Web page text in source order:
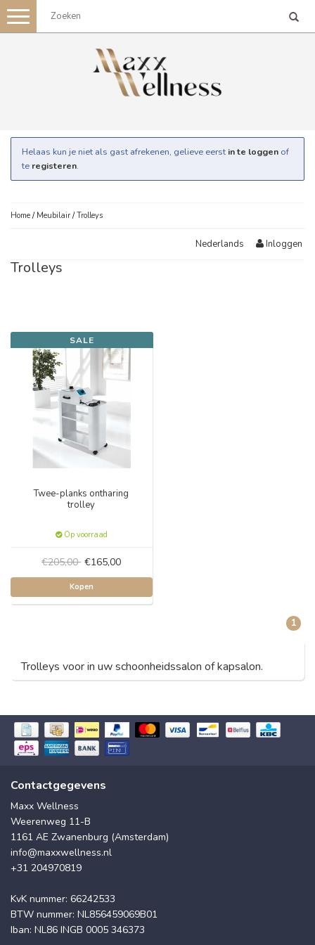
Toggle
navigation
Helaas kun je niet als gast afrekenen, gelieve eerst in te loggen of
te registeren.
Home / Meubilair /Trolleys
Nederlands Inloggen
Trolleys
SALE
Twee-planks ontharing
trolley
Op voorraad
€205,00 €165,00
Kopen
1
Trolleys voor in uw schoonheidssalon of kapsalon.
Contactgegevens
Maxx Wellness
Weerenweg 11-B
1161 AE Zwanenburg (Amsterdam)
info@maxxwellness.nl
+31 204970819
KvK nummer: 66242533
BTW nummer: NL856459069B01
Iban: NL86 INGB 0005 346373